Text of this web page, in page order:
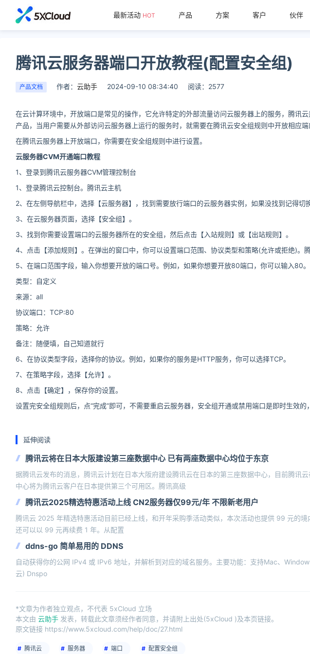
最新活动 HOT 产品 方案 客户 伙伴
腾讯云服务器端口开放教程(配置安全组)
产品文档 作者： 云助手 2024-09-10 08:34:40 阅读：2577
在云计算环境中，开放端口是常见的操作，它允许特定的外部流量访问云服务器上的服务，腾讯
产品，当用户需要从外部访问云服务器上运行的服务时，就需要在腾讯云安全组规则中开放相应端
在腾讯云服务器上开放端口，你需要在安全组规则中进行设置。
云服务器CVM开通端口教程
1、登录到腾讯云服务器CVM管理控制台
1、登录腾讯云控制台。腾讯云主机
2、在左侧导航栏中，选择【云服务器】，找到需要放行端口的云服务器实例，如果没找到记得切
3、在云服务器页面，选择【安全组】。
3、找到你需要设置端口的云服务器所在的安全组，然后点击【入站规则】或【出站规则】。
4、点击【添加规则】。在弹出的窗口中，你可以设置端口范围、协议类型和策略(允许或拒绝)。
5、在端口范围字段，输入你想要开放的端口号。例如，如果你想要开放80端口，你可以输入80。
类型：自定义
来源：all
协议端口：TCP:80
策略：允许
备注：随便填，自己知道就行
6、在协议类型字段，选择你的协议。例如，如果你的服务是HTTP服务，你可以选择TCP。
7、在策略字段，选择【允许】。
8、点击【确定】，保存你的设置。
设置完安全组规则后，点“完成”即可，不需要重启云服务器，安全组开通或禁用端口是即时生效的
延伸阅读
腾讯云将在日本大阪建设第三座数据中心 已有两座数据中心均位于东京
据腾讯云发布的消息，腾讯云计划在日本大阪府建设腾讯云在日本的第三座数据中心，目前腾讯
中心将为腾讯云客户在日本提供第三个可用区。腾讯高级
腾讯云2025精选特惠活动上线 CN2服务器仅99元/年 不限新老用户
腾讯云 2025 年精选特惠活动目前已经上线，和开年采购季活动类似，本次活动也提供 99 元的
还可以以 99 元再续费 1 年。从配置
ddns-go 简单易用的 DDNS
自动获得你的公网 IPv4 或 IPv6 地址，并解析到对应的域名服务。主要功能：支持Mac、
云) Dnspo
*文章为作者独立观点，不代表 5xCloud 立场
本文由 云助手 发表，转载此文章须经作者同意，并请附上出处(5xCloud )及本页链接。
原文链接 https://www.5xcloud.com/help/doc/27.html
腾讯云 服务器 端口 配置安全组